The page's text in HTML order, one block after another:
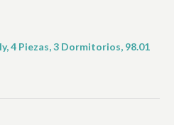
4 Piezas, 3 Dormitorios, 98.01